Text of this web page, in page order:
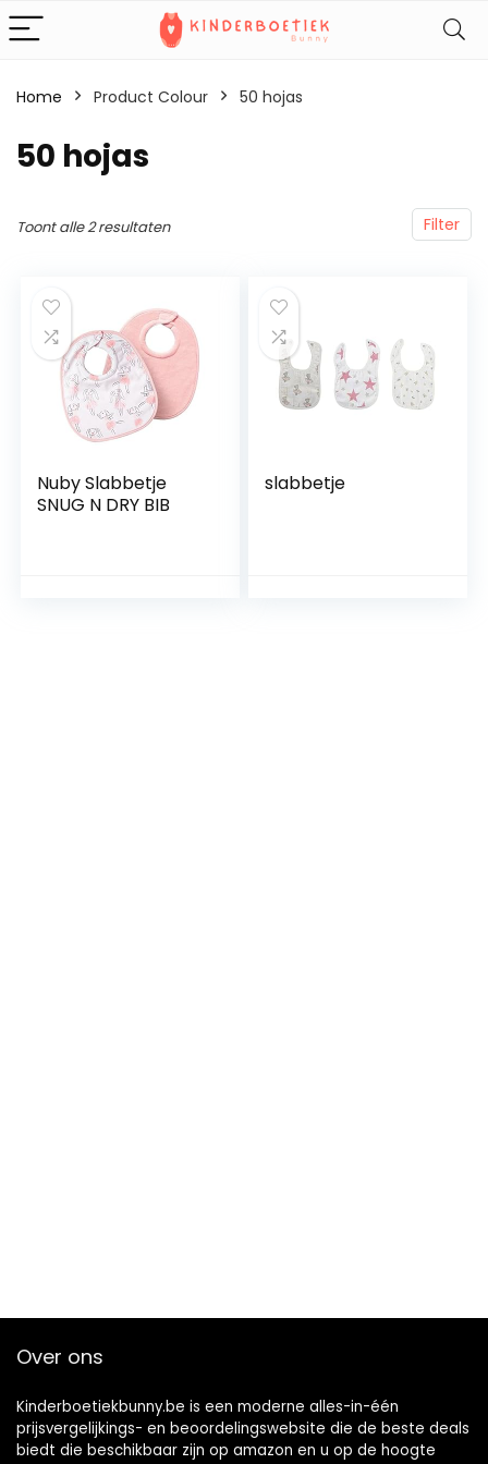
Home Product Colour ‎50 hojas
‎50 hojas
Filter
Toont alle 2 resultaten
Nuby Slabbetje
SNUG N DRY BIB
slabbetje
Over ons
Kinderboetiekbunny.be is een moderne alles-in-één
prijsvergelijkings- en beoordelingswebsite die de beste deals
biedt die beschikbaar zijn op amazon en u op de hoogte